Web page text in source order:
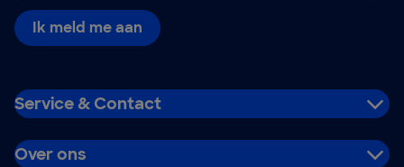
Ik meld me aan
Service & Contact
Over ons